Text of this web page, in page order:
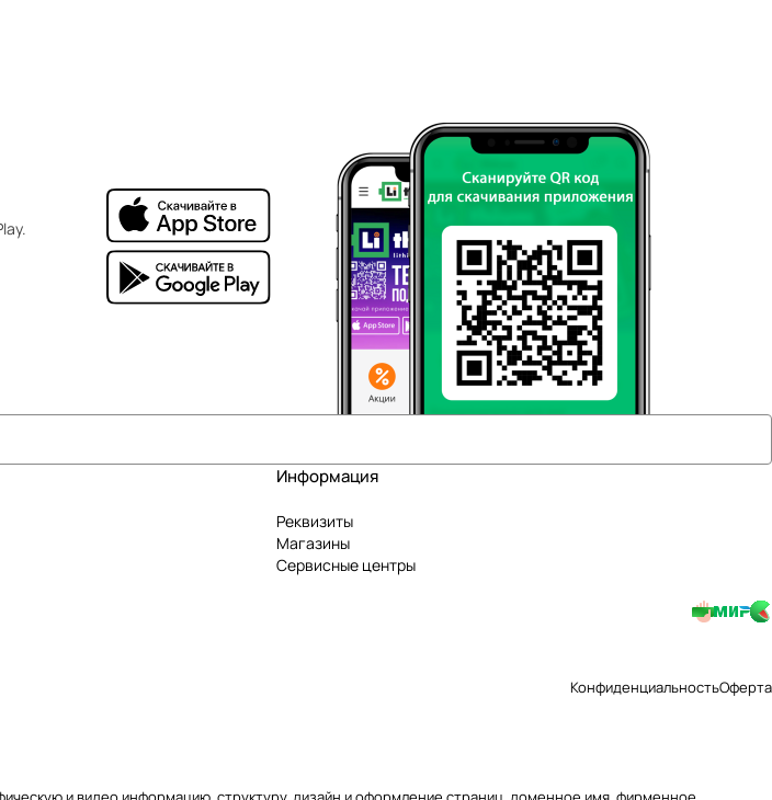
Информация
Реквизиты
Магазины
Сервисные центры
КонфиденциальностьОферта